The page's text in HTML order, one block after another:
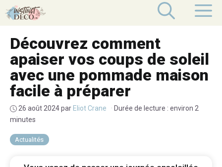
Aller
au
Actualités
Découvrez comment
apaiser vos coups de soleil
avec une pommade maison
facile à préparer
26 août 2024par Eliot Crane · Durée de lecture : environ 2
minutes